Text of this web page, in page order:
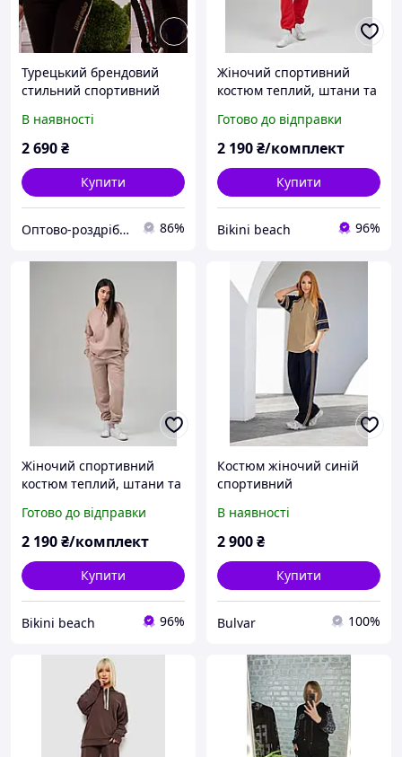
Турецький брендовий
стильний спортивний
чорний
В наявності
2 690₴
Купити
Оптово-роздрібний інтернет-магазин жіночого одягу "Ameliya Serg " 86%
Жіночий спортивний
костюм теплий, штани та
Туреччина бренд
NICOLLETA червоний
Готово до відправки
2 190₴/комплект
Купити
Bikini beach 96%
Жіночий спортивний
костюм теплий, штани та
Туреччина бренд
NICOLLETA молочний
Готово до відправки
2 190₴/комплект
Купити
Bikini beach 96%
Костюм жіночий синій
спортивний
трикотажний
В наявності
2 900₴
Купити
Bulvar 100%